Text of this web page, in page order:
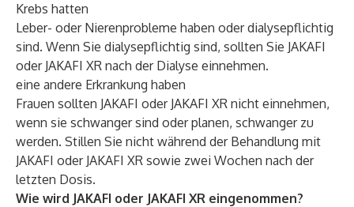
Krebs hatten
Leber- oder Nierenprobleme haben oder dialysepflichtig
sind. Wenn Sie dialysepflichtig sind, sollten Sie JAKAFI
oder JAKAFI XR nach der Dialyse einnehmen.
eine andere Erkrankung haben
Frauen sollten JAKAFI oder JAKAFI XR nicht einnehmen,
wenn sie schwanger sind oder planen, schwanger zu
werden. Stillen Sie nicht während der Behandlung mit
JAKAFI oder JAKAFI XR sowie zwei Wochen nach der
letzten Dosis.
Wie wird JAKAFI oder JAKAFI XR eingenommen?